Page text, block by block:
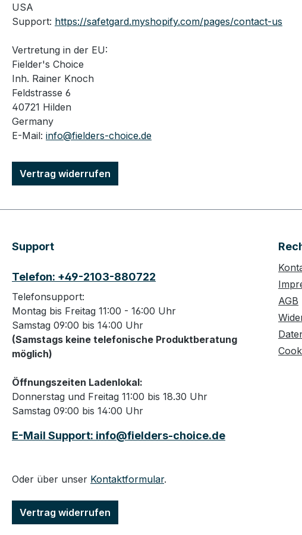
USA
Support: https://safetgard.myshopify.com/pages/contact-us
Vertretung in der EU:
Fielder's Choice
Inh. Rainer Knoch
Feldstrasse 6
40721 Hilden
Germany
E-Mail: info@fielders-choice.de
Vertrag widerrufen
Support
Telefon: +49-2103-880722
Telefonsupport:
Montag bis Freitag 11:00 - 16:00 Uhr
Samstag 09:00 bis 14:00 Uhr
(Samstags keine telefonische Produktberatung
möglich)
Öffnungszeiten Ladenlokal:
Donnerstag und Freitag 11:00 bis 18.30 Uhr
Samstag 09:00 bis 14:00 Uhr
E-Mail Support: info@fielders-choice.de
Oder über unser Kontaktformular.
Vertrag widerrufen
AGB